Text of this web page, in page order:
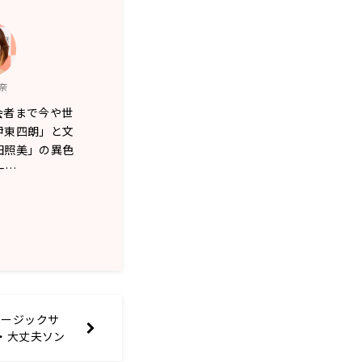
まで今や世
四朗」と文
美」の異色
…
ジックサ
大丈夫ソン